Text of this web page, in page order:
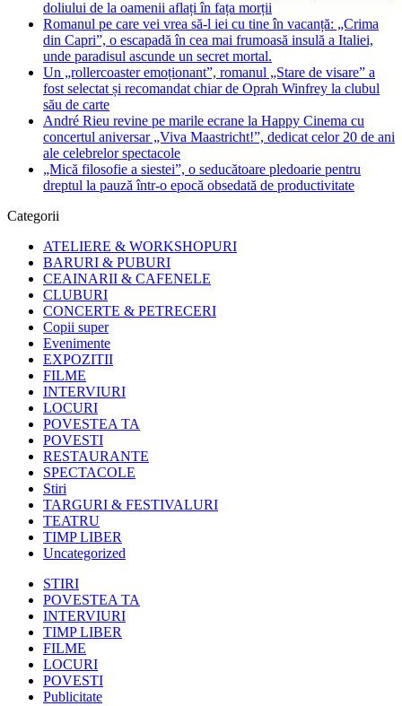
doliului de la oamenii aflați în fața morții
Romanul pe care vei vrea să-l iei cu tine în vacanță: „Crima
din Capri”, o escapadă în cea mai frumoasă insulă a Italiei,
unde paradisul ascunde un secret mortal.
Un „rollercoaster emoționant”, romanul „Stare de visare” a
fost selectat și recomandat chiar de Oprah Winfrey la clubul
său de carte
André Rieu revine pe marile ecrane la Happy Cinema cu
concertul aniversar „Viva Maastricht!”, dedicat celor 20 de ani
ale celebrelor spectacole
„Mică filosofie a siestei”, o seducătoare pledoarie pentru
dreptul la pauză într-o epocă obsedată de productivitate
Categorii
ATELIERE & WORKSHOPURI
BARURI & PUBURI
CEAINARII & CAFENELE
CLUBURI
CONCERTE & PETRECERI
Copii super
Evenimente
EXPOZITII
FILME
INTERVIURI
LOCURI
POVESTEA TA
POVESTI
RESTAURANTE
SPECTACOLE
Stiri
TARGURI & FESTIVALURI
TEATRU
TIMP LIBER
Uncategorized
STIRI
POVESTEA TA
INTERVIURI
TIMP LIBER
FILME
LOCURI
POVESTI
Publicitate